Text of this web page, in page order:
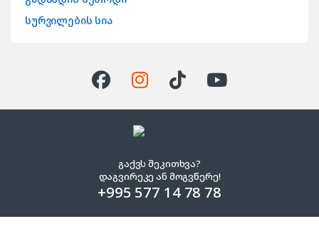
სურვილების სია
გაქვს შეკითხვა?
დაგვირეკე ან მოგვწერე!
+995 577 14 78 78